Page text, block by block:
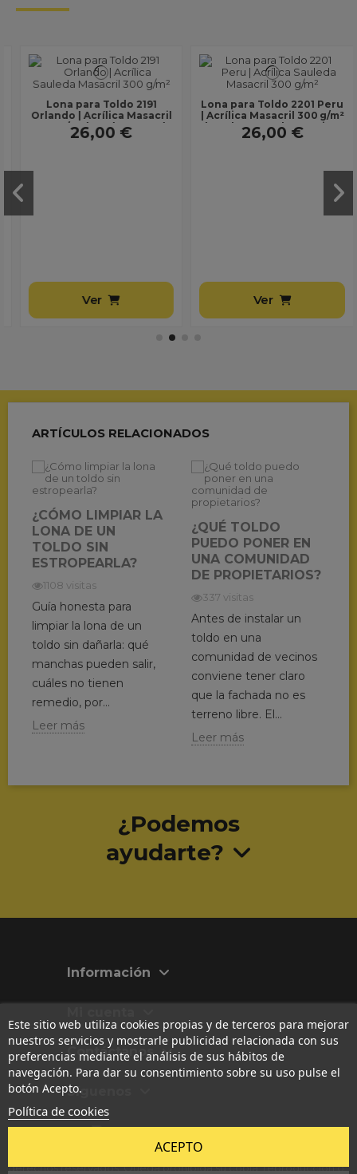
Lona para Toldo 2191
Orlando | Acrílica Masacril
300 g/m² | Ancho 1,20 m |
Lona sin...
26,00 €
Ver
Lona para Toldo 2201 Peru
| Acrílica Masacril 300 g/m²
| Ancho 1,20 m | Lona sin...
26,00 €
Ver
ARTÍCULOS RELACIONADOS
¿CÓMO LIMPIAR LA
LONA DE UN
TOLDO SIN
ESTROPEARLA?
1108 visitas
Guía honesta para
limpiar la lona de un
toldo sin dañarla: qué
manchas pueden salir,
cuáles no tienen
remedio, por...
Leer más
¿QUÉ TOLDO
PUEDO PONER EN
UNA COMUNIDAD
DE PROPIETARIOS?
337 visitas
Antes de instalar un
toldo en una
comunidad de vecinos
conviene tener claro
que la fachada no es
terreno libre. El...
Leer más
¿Podemos
ayudarte?
Información
Contáctanos
Este sitio web utiliza cookies propias y de terceros para mejorar
nuestros servicios y mostrarle publicidad relacionada con sus
preferencias mediante el análisis de sus hábitos de
navegación. Para dar su consentimiento sobre su uso pulse el
botón Acepto.
Política de cookies
ACEPTO
Síguenos
Las imágenes, textos, diseños y contenidos originales publicados
en esta web están registrados en
Safe Creative
derechos reservados. Queda prohibida su copia, reproducción o